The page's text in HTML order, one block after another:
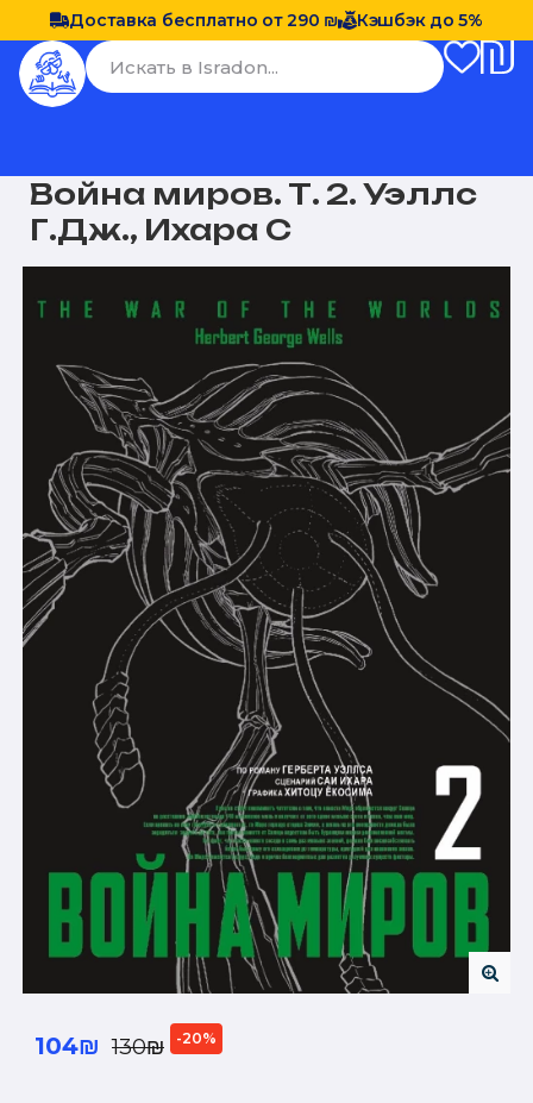
Доставка бесплатно от 290 ₪ Кэшбэк до 5%
Война миров. Т. 2. Уэллс
Г.Дж., Ихара С
104₪ 130₪ -20%